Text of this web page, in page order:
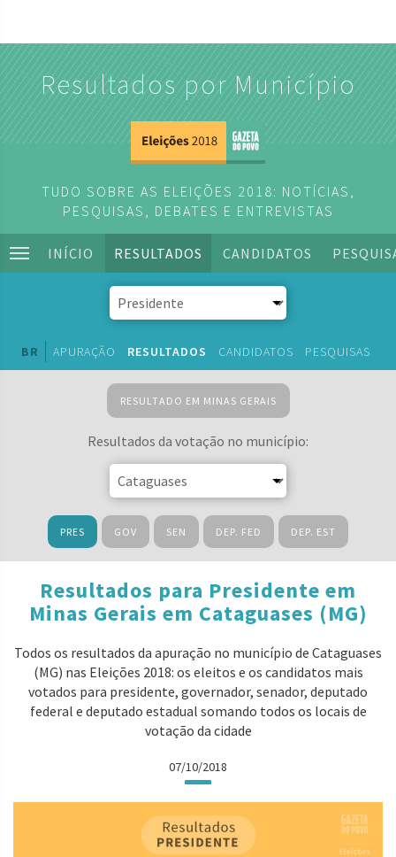
Resultados por Município
TUDO SOBRE AS ELEIÇÕES 2018: NOTÍCIAS,
PESQUISAS, DEBATES E ENTREVISTAS
INÍCIO RESULTADOS CANDIDATOS
BR APURAÇÃO RESULTADOS CANDIDATOS PESQUISAS
RESULTADO EM MINAS GERAIS
Resultados da votação no município:
PRES GOV SEN DEP. FED DEP. EST
Resultados para Presidente em
Minas Gerais em Cataguases (MG)
Todos os resultados da apuração no município de Cataguases
(MG) nas Eleições 2018: os eleitos e os candidatos mais
votados para presidente, governador, senador, deputado
federal e deputado estadual somando todos os locais de
votação da cidade
07/10/2018